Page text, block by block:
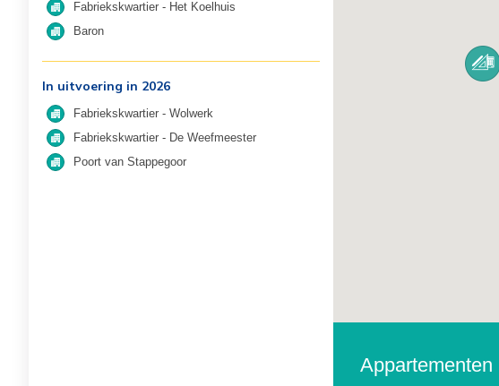
Fabriekskwartier - Het Koelhuis
Baron
In uitvoering in 2026
Fabriekskwartier - Wolwerk
Fabriekskwartier - De Weefmeester
Poort van Stappegoor
Appartementen